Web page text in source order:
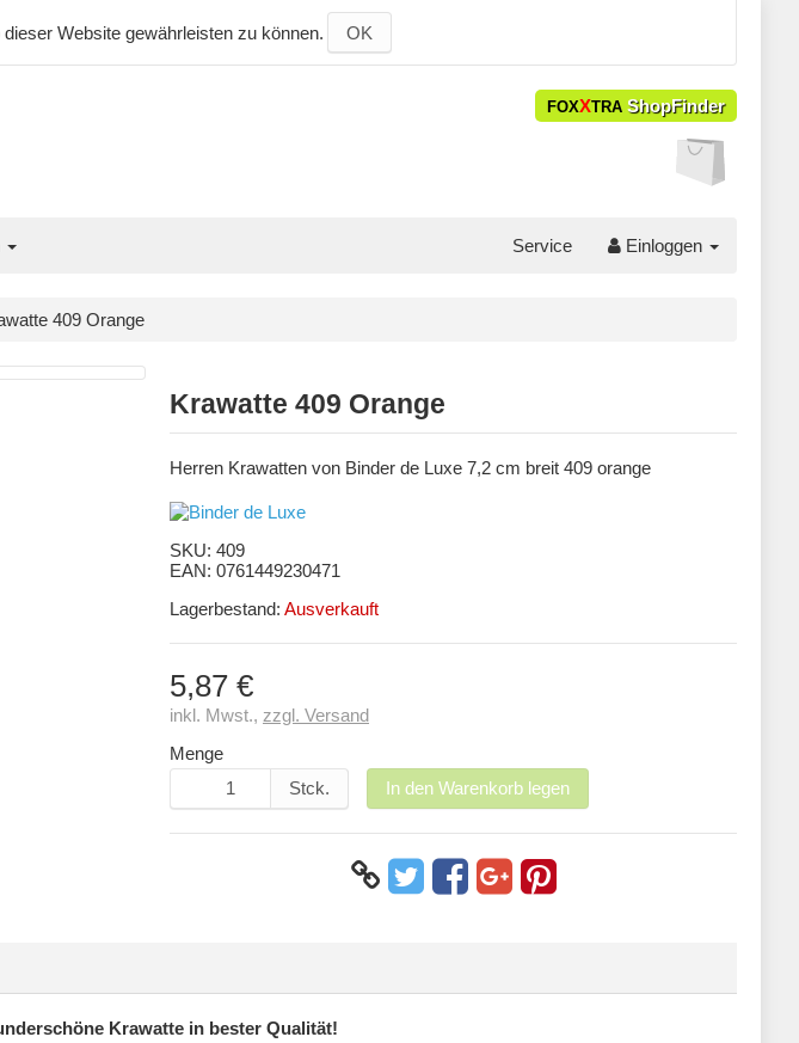
Website gewährleisten zu können. OK
FOXXTRA ShopFinder
Service Einloggen
409 Orange
Krawatte 409 Orange
Herren Krawatten von Binder de Luxe 7,2 cm breit 409 orange
SKU: 409
EAN: 0761449230471
Lagerbestand: Ausverkauft
5,87 €
inkl. Mwst., zzgl. Versand
Menge
Stck.
In den Warenkorb legen
Krawatte in bester Qualität!